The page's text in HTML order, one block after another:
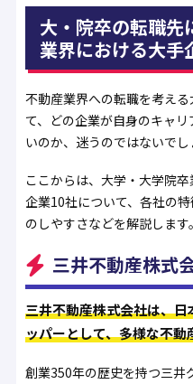
大・院卒の転職先
業界における大手
不動産業界への転職を考え
て、どの企業が自身のキャ
いのか、迷うのではないでし
ここからは、大学・大学院
企業10社について、各社の
のしやすさなどを解説します。
三井不動産株式
三井不動産株式会社は、
ッパーとして、多様な不
創業350年の歴史を持つ三井